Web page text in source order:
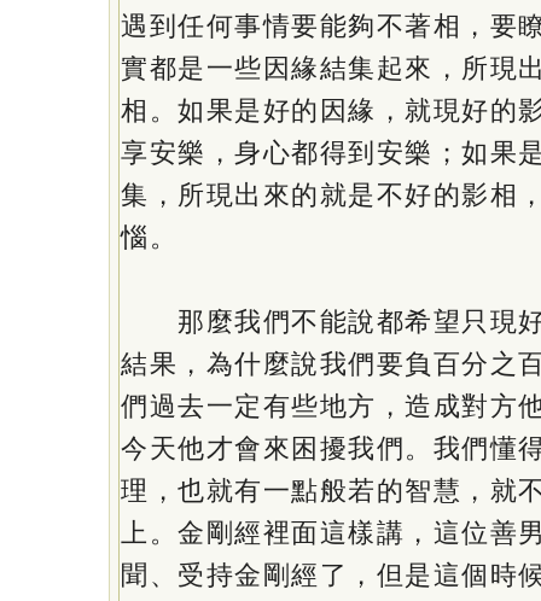
遇到任何事情要能夠不著相，要
實都是一些因緣結集起來，所現
相。如果是好的因緣，就現好的
享安樂，身心都得到安樂；如果
集，所現出來的就是不好的影相
惱。
那麼我們不能說都希望只現
結果，為什麼說我們要負百分之
們過去一定有些地方，造成對方
今天他才會來困擾我們。我們懂
理，也就有一點般若的智慧，就
上。金剛經裡面這樣講，這位善
聞、受持金剛經了，但是這個時